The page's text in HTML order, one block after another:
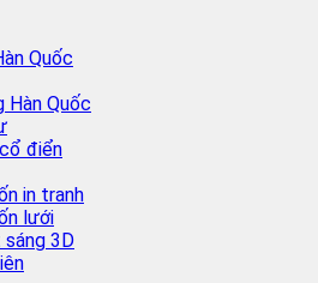
Quốc
Hàn Quốc
điển
in tranh
lưới
sáng 3D